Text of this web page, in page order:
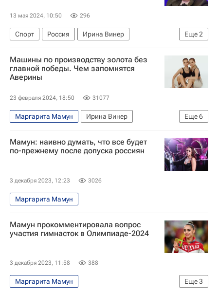
13 мая 2024, 10:50 296
Еще2
Спорт Россия
Ирина Винер
Берл Лазар
Машины по производству золота без
главной победы. Чем запомнятся
Аверины
23 февраля 2024, 18:50 31077
Еще6
Маргарита Мамун
Ирина Винер
Лала Крамаренко
Токио
Олимпийские игры
Дина Аверина
Мамун: наивно думать, что все будет
по-прежнему после допуска россиян
3 декабря 2023, 12:23 3026
Маргарита Мамун
Мамун прокомментировала вопрос
участия гимнасток в Олимпиаде-2024
3 декабря 2023, 11:58 388
Еще3
Маргарита Мамун